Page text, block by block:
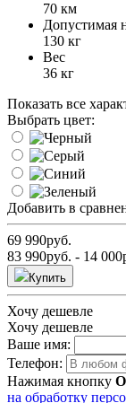
70 км
Допустимая
130 кг
Вес
36 кг
Показать все
Выбрать цвет:
Добавить в
69 990руб.
83 990руб. - 14 000
Купить
Хочу дешевле
Хочу дешевле
Ваше имя:
Телефон:
Нажимая кнопку
на обработку